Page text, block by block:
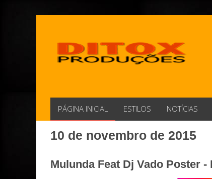
PÁGINA INICIAL ESTILOS NOTÍCIAS
10 de novembro de 2015
Mulunda Feat Dj Vado Poster